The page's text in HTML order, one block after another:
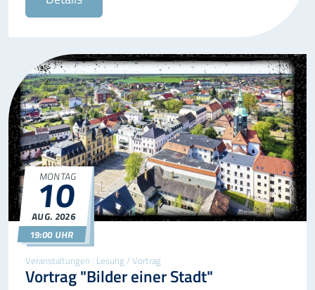
©Barbara Beyer
Veranstaltungen Lesung / Vortrag
Vortrag "Bilder einer Stadt"
MONTAG
10
AUG.2026
19:00 UHR